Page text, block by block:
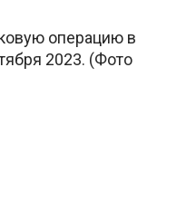
операцию в
2023. (Фото